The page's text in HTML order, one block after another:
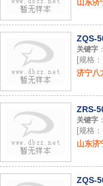
山东济
ZQS-
关键字 ：
[规格
济宁八
ZRS-
关键字 ：
[规格
山东济
ZQS-